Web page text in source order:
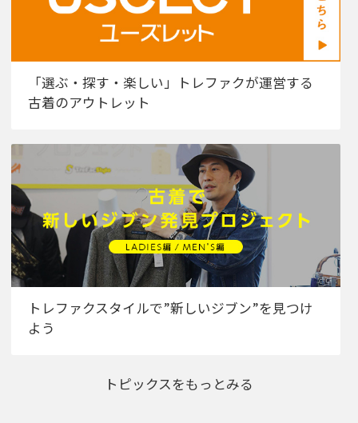
「選ぶ・探す・楽しい」トレファクが運営する
古着のアウトレット
トレファクスタイルで”新しいジブン”を見つけ
よう
トピックスをもっとみる